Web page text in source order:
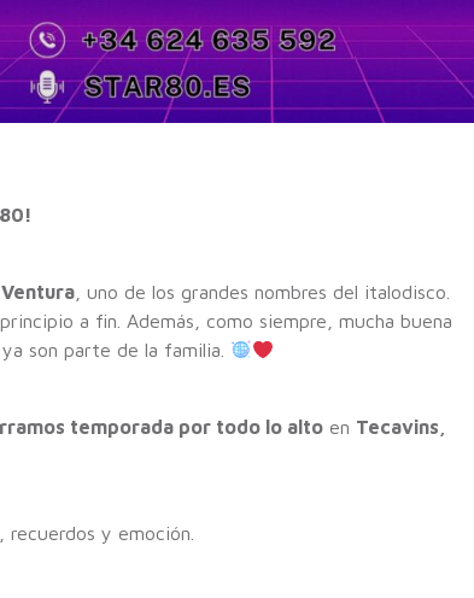
, uno de los grandes nombres del italodisco.
a fin. Además, como siempre, mucha buena
son parte de la familia.
temporada por todo lo alto en Tecavins,
recuerdos y emoción.